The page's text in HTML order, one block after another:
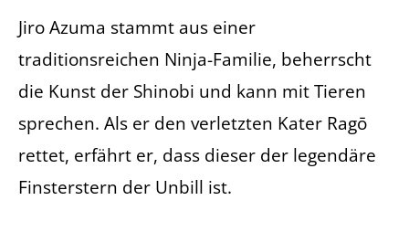
Jiro Azuma stammt aus einer
traditionsreichen Ninja-Familie, beherrscht
die Kunst der Shinobi und kann mit Tieren
sprechen. Als er den verletzten Kater Ragō
rettet, erfährt er, dass dieser der legendäre
Finsterstern der Unbill ist.